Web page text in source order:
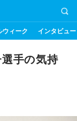
ウィーク インタビュー
手の気持